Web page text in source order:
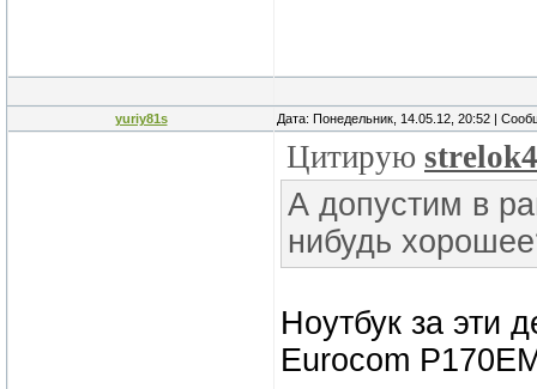
yuriy81s Дата: Понедельник, 14.05.12, 20:52 |
Цитирую
А допустим в
нибудь
Ноутбук за эти
Eurocom